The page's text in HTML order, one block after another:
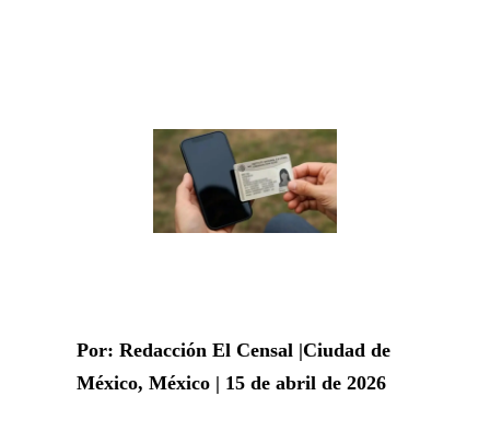
Por: Redacción El Censal |Ciudad de
México, México | 15 de abril de 2026